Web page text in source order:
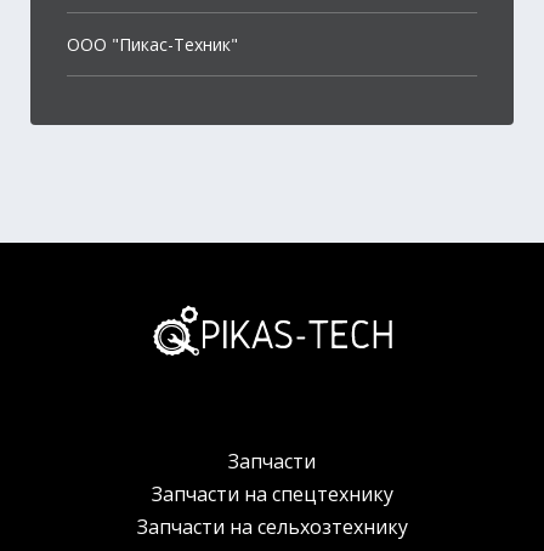
OOO "Пикас-Техник"
Запчасти
Запчасти на спецтехнику
Запчасти на сельхозтехнику